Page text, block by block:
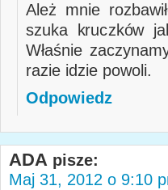
Ależ mnie
szuka kruczków
Właśnie
razie idzie powoli.
Odpowiedz
ADA pisze:
Maj 31, 2012 o 9:10